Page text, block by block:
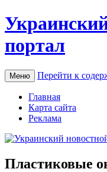
портал
Меню Перейти к
Главная
Карта сайта
Реклама
Пластиковые